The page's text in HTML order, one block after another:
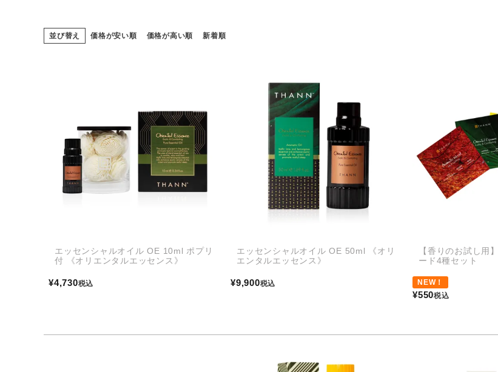
並び替え 価格が安い順 価格が高い順 新着順
エッセンシャルオイル OE 10ml ポプリ
付 《オリエンタルエッセンス》
¥4,730税込
エッセンシャルオイル OE 50ml 《オリ
エンタルエッセンス》
¥9,900税込
【香りのお試し用
ード4種セット
NEW！
¥550税込